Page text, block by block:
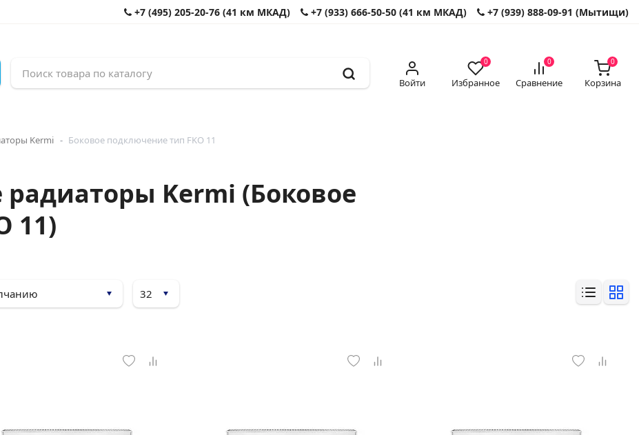
+7 (495) 205-20-76 (41 км МКАД) +7 (933) 666-50-50 (41 км МКАД) +7 (939) 888-09-91 (Мытищи)
Войти
0
Избранное
0
Сравнение
0
Корзина
Kermi Боковое подключение тип FKO 11
Kermi (Боковое
11)